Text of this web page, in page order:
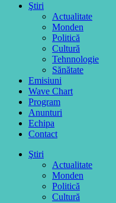
Ştiri
Actualitate
Monden
Politică
Cultură
Tehnnologie
Sănătate
Emisiuni
Wave Chart
Program
Anunturi
Echipa
Contact
Ştiri
Actualitate
Monden
Politică
Cultură